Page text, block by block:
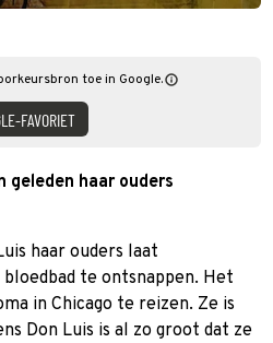
toe in Google.
FAVORIET
geleden haar ouders
haar ouders laat
te ontsnappen. Het
in Chicago te reizen. Ze is
Don Luis is al zo groot dat ze